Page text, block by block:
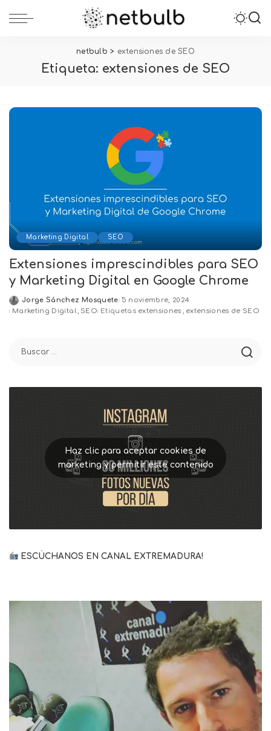
netbulb > extensiones de SEO
Etiqueta: extensiones de SEO
Marketing Digital SEO
Extensiones imprescindibles para SEO
y Marketing Digital en Google Chrome
Posted
by
Jorge Sánchez Mosquete 5 noviembre, 2024
Marketing Digital
SEO Etiquetas extensiones extensiones de SEO
Haz clic para aceptar cookies de
marketing y permitir este contenido
ESCÚCHANOS EN CANAL EXTREMADURA!